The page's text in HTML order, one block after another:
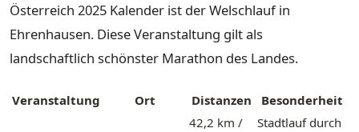
Österreich 2025 Kalender ist der Welschlauf in
Ehrenhausen. Diese Veranstaltung gilt als
landschaftlich schönster Marathon des Landes.
Veranstaltung Ort Distanzen Besonderheit
42,2 km /
Stadtlauf durch